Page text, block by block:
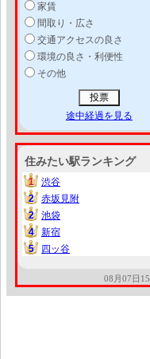
家賃
間取り・広さ
交通アクセスの良さ
環境の良さ・利便性
その他
途中経過を見る
住みたい駅ランキング
1
1
渋谷
2
2
赤坂見附
2
2
池袋
4
4
新宿
5
5 四ッ谷
08月07日